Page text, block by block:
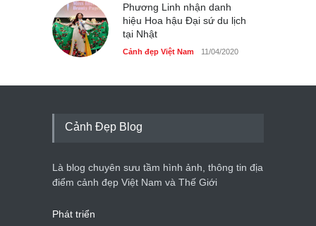
Phương Linh nhận danh
hiệu Hoa hậu Đại sứ du lịch
tại Nhật
Cảnh đẹp Việt Nam 11/04/2020
Cảnh Đẹp Blog
Là blog chuyên sưu tầm hình ảnh, thông tin địa
điểm cảnh đẹp Việt Nam và Thế Giới
Phát triển